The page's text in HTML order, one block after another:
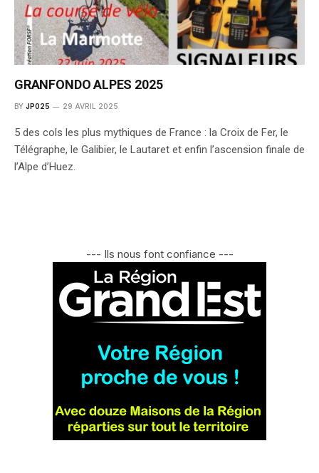
GRANFONDO ALPES 2025
BY JP025 29 AVRIL 2025
5 des cols les plus mythiques de France : la Croix de Fer, le
Télégraphe, le Galibier, le Lautaret et enfin l’ascension finale de
l’Alpe d’Huez.
--- Ils nous font confiance ---